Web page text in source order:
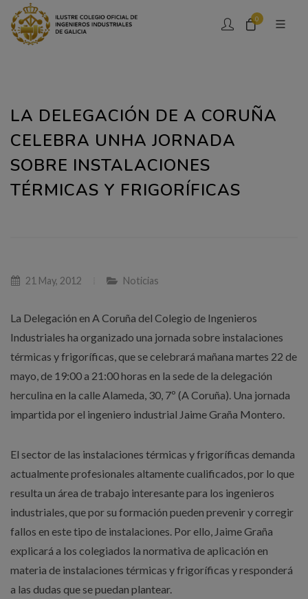
0
LA DELEGACIÓN DE A CORUÑA
CELEBRA UNHA JORNADA
SOBRE INSTALACIONES
TÉRMICAS Y FRIGORÍFICAS
21 May, 2012 Noticias
La Delegación en A Coruña del Colegio de Ingenieros
Industriales ha organizado una jornada sobre instalaciones
térmicas y frigoríficas, que se celebrará mañana martes 22 de
mayo, de 19:00 a 21:00 horas en la sede de la delegación
herculina en la calle Alameda, 30, 7º (A Coruña). Una jornada
impartida por el ingeniero industrial Jaime Graña Montero.
El sector de las instalaciones térmicas y frigoríficas demanda
actualmente profesionales altamente cualificados, por lo que
resulta un área de trabajo interesante para los ingenieros
industriales, que por su formación pueden prevenir y corregir
fallos en este tipo de instalaciones. Por ello, Jaime Graña
explicará a los colegiados la normativa de aplicación en
materia de instalaciones térmicas y frigoríficas y responderá
a las dudas que se puedan plantear.